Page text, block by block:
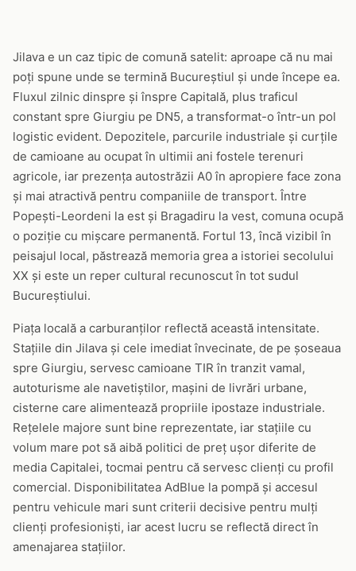
Jilava e un caz tipic de comună satelit: aproape că nu mai
poți spune unde se termină Bucureștiul și unde începe ea.
Fluxul zilnic dinspre și înspre Capitală, plus traficul
constant spre Giurgiu pe DN5, a transformat-o într-un pol
logistic evident. Depozitele, parcurile industriale și curțile
de camioane au ocupat în ultimii ani fostele terenuri
agricole, iar prezența autostrăzii A0 în apropiere face zona
și mai atractivă pentru companiile de transport. Între
Popești-Leordeni la est și Bragadiru la vest, comuna ocupă
o poziție cu mișcare permanentă. Fortul 13, încă vizibil în
peisajul local, păstrează memoria grea a istoriei secolului
XX și este un reper cultural recunoscut în tot sudul
Bucureștiului.
Piața locală a carburanților reflectă această intensitate.
Stațiile din Jilava și cele imediat învecinate, de pe șoseaua
spre Giurgiu, servesc camioane TIR în tranzit vamal,
autoturisme ale navetiștilor, mașini de livrări urbane,
cisterne care alimentează propriile ipostaze industriale.
Rețelele majore sunt bine reprezentate, iar stațiile cu
volum mare pot să aibă politici de preț ușor diferite de
media Capitalei, tocmai pentru că servesc clienți cu profil
comercial. Disponibilitatea AdBlue la pompă și accesul
pentru vehicule mari sunt criterii decisive pentru mulți
clienți profesioniști, iar acest lucru se reflectă direct în
amenajarea stațiilor.